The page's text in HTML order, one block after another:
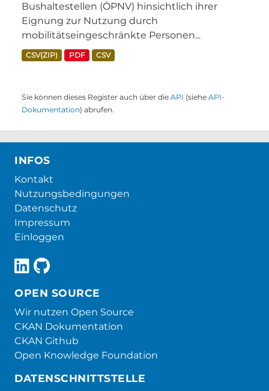
Bushaltestellen (ÖPNV) hinsichtlich ihrer
Eignung zur Nutzung durch
mobilitätseingeschränkte Personen...
CSV(ZIP) PDF CSV
Sie können dieses Register auch über die API (siehe API-
Dokumentation) abrufen.
INFOS
Kontakt
Nutzungsbedingungen
Datenschutz
Impressum
Einloggen
OPEN SOURCE
Wir nutzen Open Source
CKAN Dokumentation
CKAN Github
Open Knowledge Foundation
DATENSCHNITTSTELLE